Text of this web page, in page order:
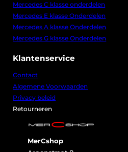
Mercedes C klasse onderdelen
Mercedes E klasse Onderdelen
Mercedes A klasse Onderdelen
Mercedes G klasse Onderdelen
Klantenservice
Contact
Algemene Voorwaarden
Privacy beleid
Retourneren
MerCshop